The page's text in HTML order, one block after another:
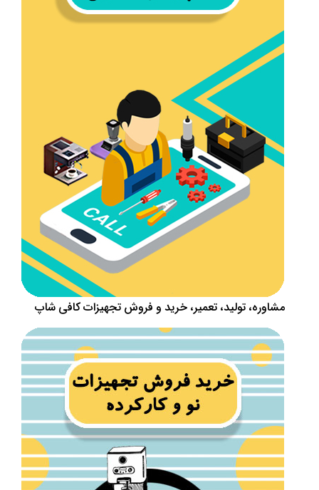
مشاوره، تولید، تعمیر، خرید و فروش تجهیزات کافی شاپ